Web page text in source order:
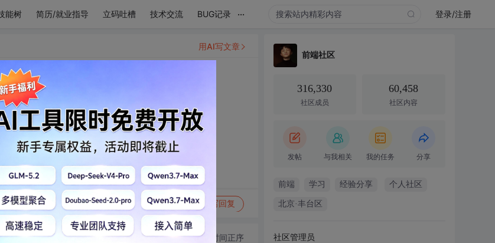
能树 简历/就业指导 立码吐槽 技术交流 BUG记录 ... 登录/注册
黄蓉，也喜欢百灵鸟。
发到动态 举报 写回复
用AI写文章
切换为时间正序
前端社区
316,330
社区成员
60,458
社区内容
发帖 与我相关 我的任务 分享
前端 学习 经验分享 个人社区
北京·丰台区
社区管理员